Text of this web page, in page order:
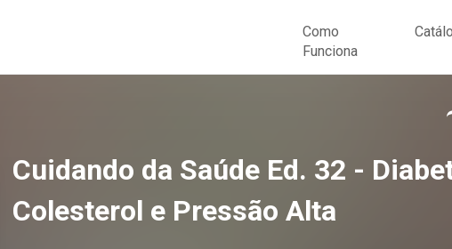
Como
Funciona
Cuidando da Saúde Ed. 32 -
Colesterol e Pressão Alta